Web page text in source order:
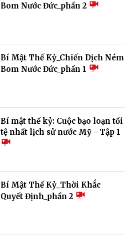
Bom Nước Đức_phần 2
Bí Mật Thế Kỷ_Chiến Dịch Ném
Bom Nước Đức_phần 1
Bí mật thế kỷ: Cuộc bạo loạn tồi
tệ nhất lịch sử nước Mỹ - Tập 1
Bí Mật Thế Kỷ_Thời Khắc
Quyết Định_phần 2